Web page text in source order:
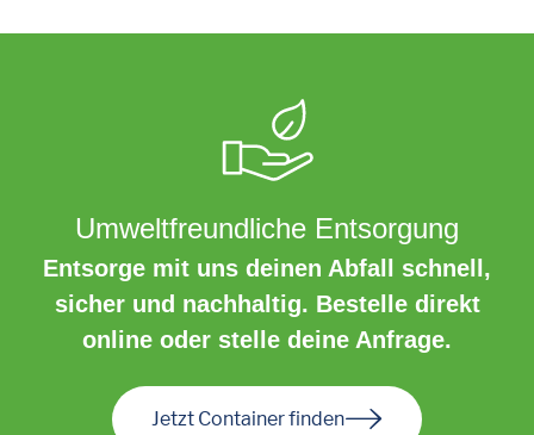
Umweltfreundliche Entsorgung
Entsorge mit uns deinen Abfall schnell,
sicher und nachhaltig. Bestelle direkt
online oder stelle deine Anfrage.
Jetzt Container finden